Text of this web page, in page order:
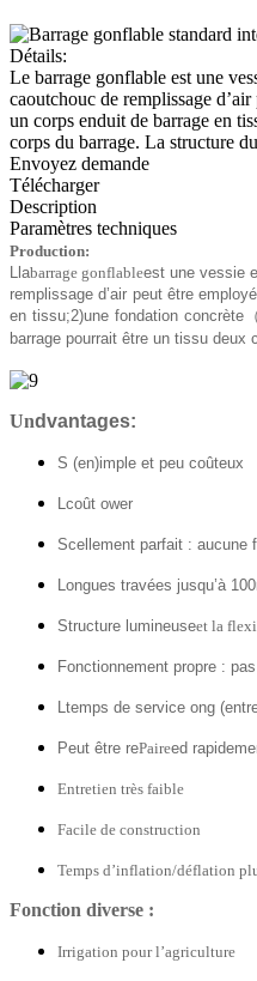
Détails:
Le barrage gonflable est une
caoutchouc de remplissage
un corps enduit de barrage en
corps du barrage. La structure
Envoyez demande
Télécharger
Description
Paramètres techniques
Production:
Llabarrage gonflableest une vessie
remplissage d’air peut être
en tissu;2)une fondation concrète（
barrage pourrait être un tissu
Undvantages:
S (en)imple et peu coûteux
coût ower
Scellement parfait : aucune
Longues travées jusqu’à
Structure lumineuseet la
Fonctionnement propre :
temps de service ong
Peut être rePaireed
Entretien très faible
Facile de construction
Temps d’inflation/déflation
Fonction diverse :
Irrigation pour l’agriculture